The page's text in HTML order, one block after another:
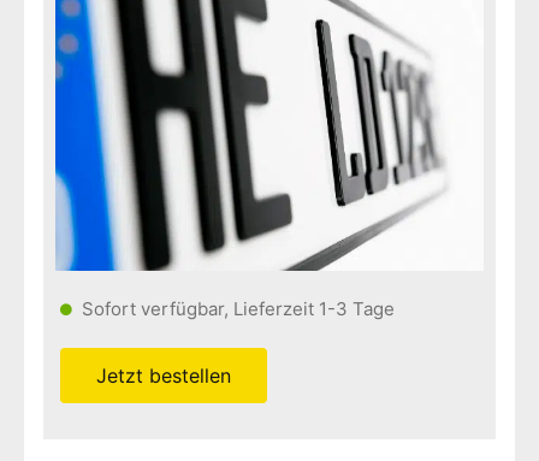
Sofort verfügbar, Lieferzeit 1-3 Tage
Jetzt bestellen